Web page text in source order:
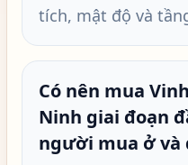
tích, mật độ và
Có nên mua
Ninh giai đoạn
người mua ở và